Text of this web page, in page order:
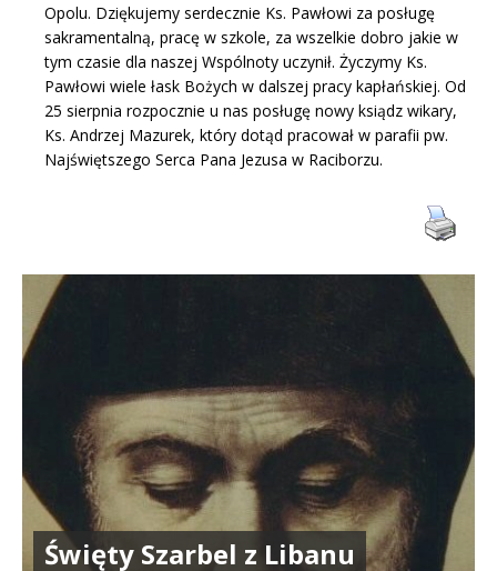
Opolu. Dziękujemy serdecznie Ks. Pawłowi za posługę
sakramentalną, pracę w szkole, za wszelkie dobro jakie w
tym czasie dla naszej Wspólnoty uczynił. Życzymy Ks.
Pawłowi wiele łask Bożych w dalszej pracy kapłańskiej. Od
25 sierpnia rozpocznie u nas posługę nowy ksiądz wikary,
Ks. Andrzej Mazurek, który dotąd pracował w parafii pw.
Najświętszego Serca Pana Jezusa w Raciborzu.
Święty Szarbel z Libanu